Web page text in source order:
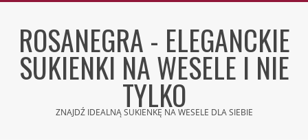
contentROSANEGRA - ELEGANCKIE
SUKIENKI NA WESELE I NIE
TYLKO
ZNAJDŹ IDEALNĄ SUKIENKĘ NA WESELE DLA SIEBIE